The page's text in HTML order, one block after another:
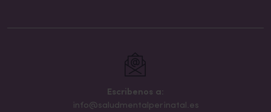
Escribenos a:
info@saludmentalperinatal.es